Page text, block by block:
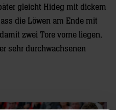
gleicht Hideg mit dickem
die Löwen am Ende mit
zwei Tore vorne liegen,
sehr durchwachsenen